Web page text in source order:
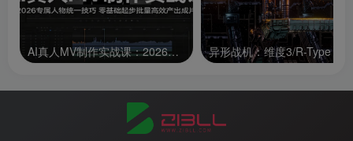
AI真人MV制作实战课：2026专属人物统一技巧，零基础起步批量高效产出成片